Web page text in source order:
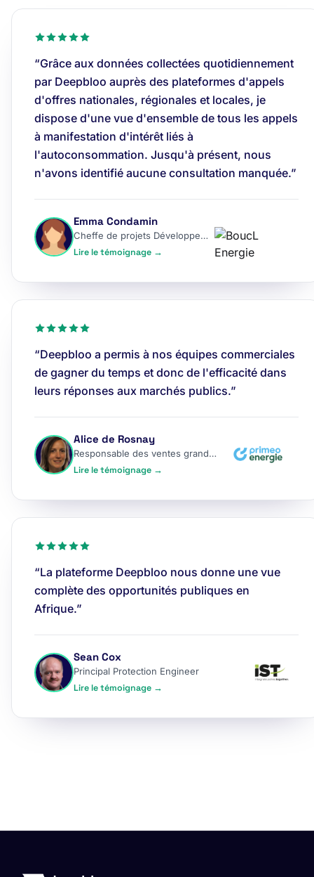
“Grâce aux données collectées quotidiennement
par Deepbloo auprès des plateformes d'appels
d'offres nationales, régionales et locales, je
dispose d'une vue d'ensemble de tous les appels
à manifestation d'intérêt liés à
l'autoconsommation. Jusqu'à présent, nous
n'avons identifié aucune consultation manquée.”
Emma Condamin
Cheffe de projets Développement
Lire le témoignage →
“Deepbloo a permis à nos équipes commerciales
de gagner du temps et donc de l'efficacité dans
leurs réponses aux marchés publics.”
Alice de Rosnay
Responsable des ventes grands comptes
Lire le témoignage →
“La plateforme Deepbloo nous donne une vue
complète des opportunités publiques en
Afrique.”
Sean Cox
Principal Protection Engineer
Lire le témoignage →